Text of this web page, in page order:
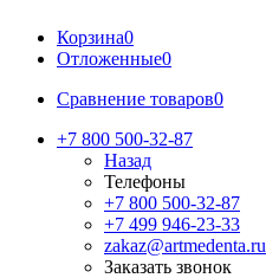
Корзина0
Отложенные0
Сравнение товаров0
+7 800 500-32-87
Назад
Телефоны
+7 800 500-32-87
+7 499 946-23-33
zakaz@artmedenta.ru
Заказать звонок